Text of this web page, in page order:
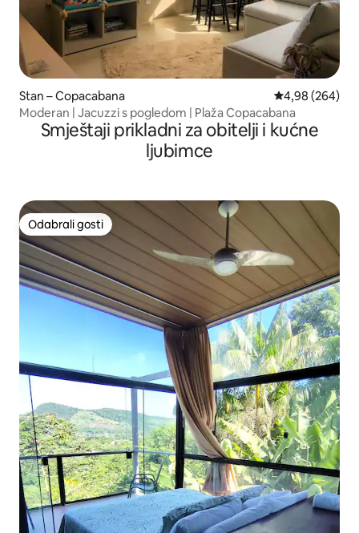
Stan – Copacabana Prosječna
4,98 (264)
Moderan | Jacuzzi s pogledom | Plaža Copacabana
Smještaji prikladni za obitelji i kućne
ljubimce
Odabrali gosti
Odabrali gosti